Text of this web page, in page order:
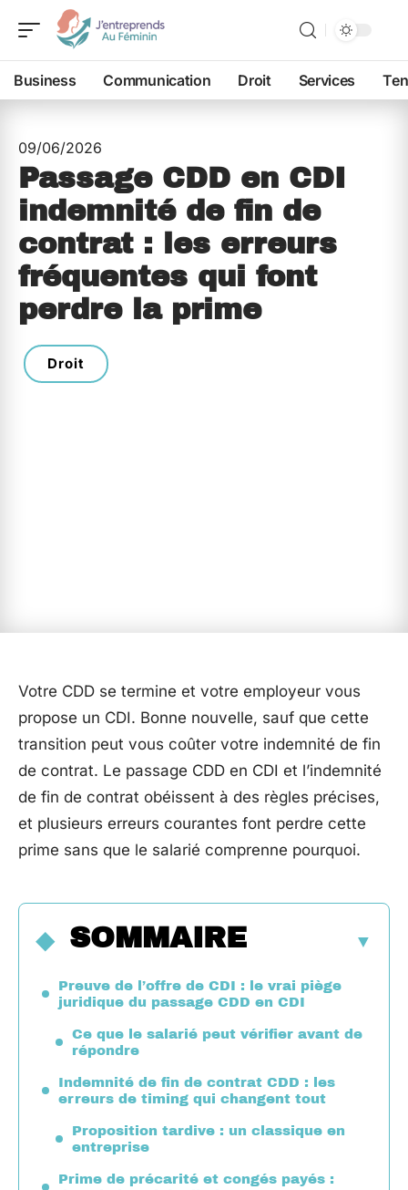
Business Communication Droit Services
09/06/2026
Passage CDD en CDI
indemnité de fin de
contrat : les erreurs
fréquentes qui font
perdre la prime
Droit
Votre CDD se termine et votre employeur vous
propose un CDI. Bonne nouvelle, sauf que cette
transition peut vous coûter votre indemnité de fin
de contrat. Le passage CDD en CDI et l’indemnité
de fin de contrat obéissent à des règles précises,
et plusieurs erreurs courantes font perdre cette
prime sans que le salarié comprenne pourquoi.
SOMMAIRE
Preuve de l’offre de CDI : le vrai piège
juridique du passage CDD en CDI
Ce que le salarié peut vérifier avant de
répondre
Indemnité de fin de contrat CDD : les
erreurs de timing qui changent tout
Proposition tardive : un classique en
entreprise
Prime de précarité et congés payés :